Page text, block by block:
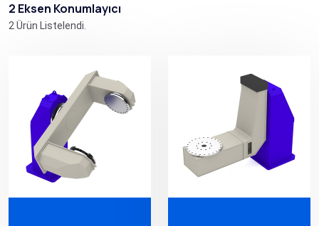
2 Eksen Konumlayıcı
2 Ürün Listelendi.